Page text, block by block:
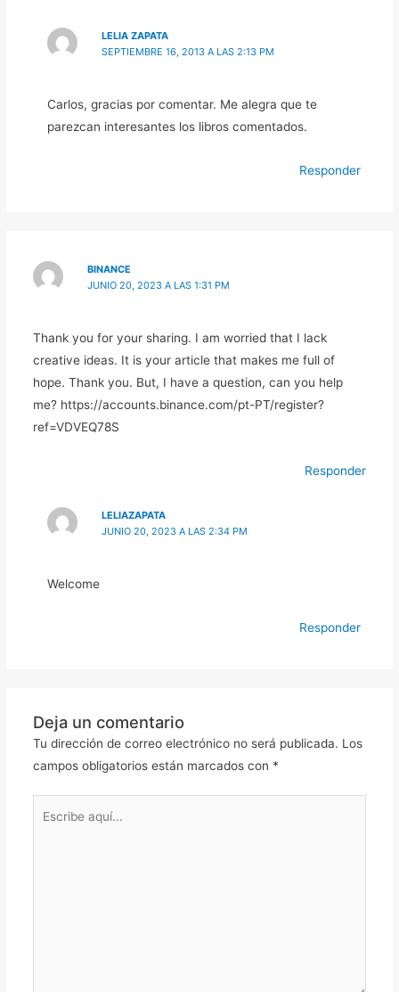
LELIA ZAPATA
SEPTIEMBRE 16, 2013 A LAS 2:13 PM
Carlos, gracias por comentar. Me alegra que te
parezcan interesantes los libros comentados.
Responder
BINANCE
JUNIO 20, 2023 A LAS 1:31 PM
Thank you for your sharing. I am worried that I lack
creative ideas. It is your article that makes me full of
hope. Thank you. But, I have a question, can you help
me? https://accounts.binance.com/pt-PT/register?
ref=VDVEQ78S
Responder
LELIAZAPATA
JUNIO 20, 2023 A LAS 2:34 PM
Welcome
Responder
Deja un comentario
Tu dirección de correo electrónico no será publicada. Los
campos obligatorios están marcados con *